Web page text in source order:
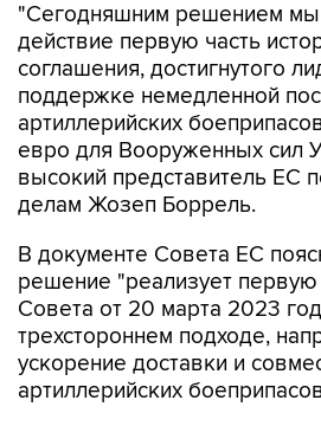
"Сегодняшним решением
действие первую часть
соглашения, достигнутого
поддержке немедленной
артиллерийских
евро для Вооруженных сил
высокий представитель ЕС
делам Жозеп Боррель.
В документе Совета ЕС
решение "реализует первую
Совета от 20 марта 2023
трехстороннем подходе,
ускорение доставки и
артиллерийских